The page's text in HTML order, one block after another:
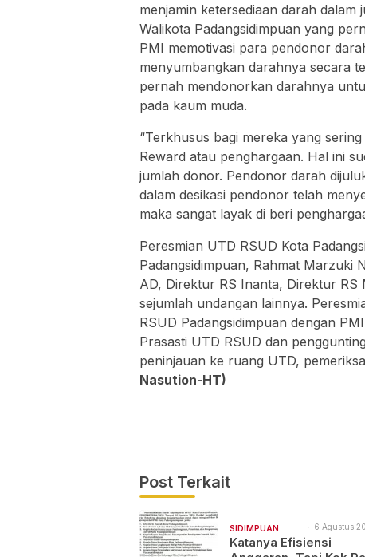
menjamin ketersediaan darah
Walikota Padangsidimpuan yang
PMI memotivasi para pendonor
menyumbangkan darahnya secara
pernah mendonorkan darahnya
pada kaum muda.
“Terkhusus bagi mereka yang
Reward atau penghargaan. Hal ini
jumlah donor. Pendonor darah
dalam desikasi pendonor telah
maka sangat layak di beri
Peresmian UTD RSUD Kota
Padangsidimpuan, Rahmat Marzuki
AD, Direktur RS Inanta, Direktur
sejumlah undangan lainnya.
RSUD Padangsidimpuan dengan
Prasasti UTD RSUD dan
peninjauan ke ruang UTD,
Nasution-HT)
Post Terkait
SIDIMPUAN
NAJEGES
6 Agustus
19:57
Katanya Efisiensi